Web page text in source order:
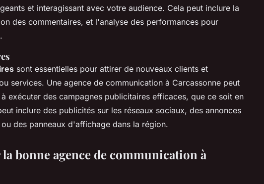
et interagissant avec votre audience. Cela peut inclure la
des commentaires, et l'analyse des performances pour
sont essentielles pour attirer de nouveaux clients et
services. Une agence de communication à Carcassonne peut
exécuter des campagnes publicitaires efficaces, que ce soit en
inclure des publicités sur les réseaux sociaux, des annonces
des panneaux d'affichage dans la région.
bonne agence de communication à